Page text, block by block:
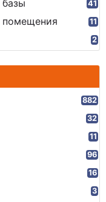
41
помещения 11
2
882
32
11
96
16
3